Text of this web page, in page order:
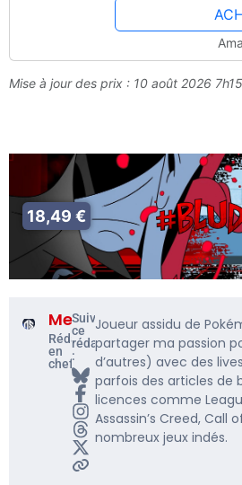
Mise à jour des prix : 10 août 2026 7h15
18,49 €
Me5rine_
Rédacteur
en
chef
Suivre
ce
rédacteur
:
Joueur assidu de
partager ma passion
d’autres) avec des
parfois des articles de
licences comme
Assassin’s Creed, Call
nombreux jeux indés.